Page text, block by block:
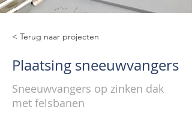
< Terug naar projecten
Plaatsing sneeuwvangers
Sneeuwvangers op zinken dak
met felsbanen